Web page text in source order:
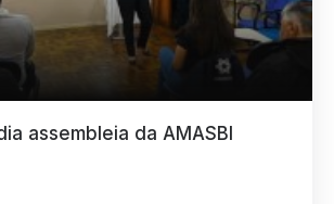
assembleia da AMASBI